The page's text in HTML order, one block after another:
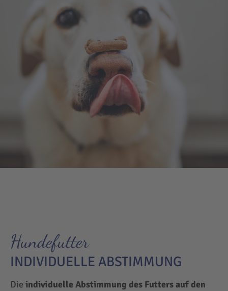
Hundefutter
INDIVIDUELLE ABSTIMMUNG
Die individuelle Abstimmung des Futters auf den